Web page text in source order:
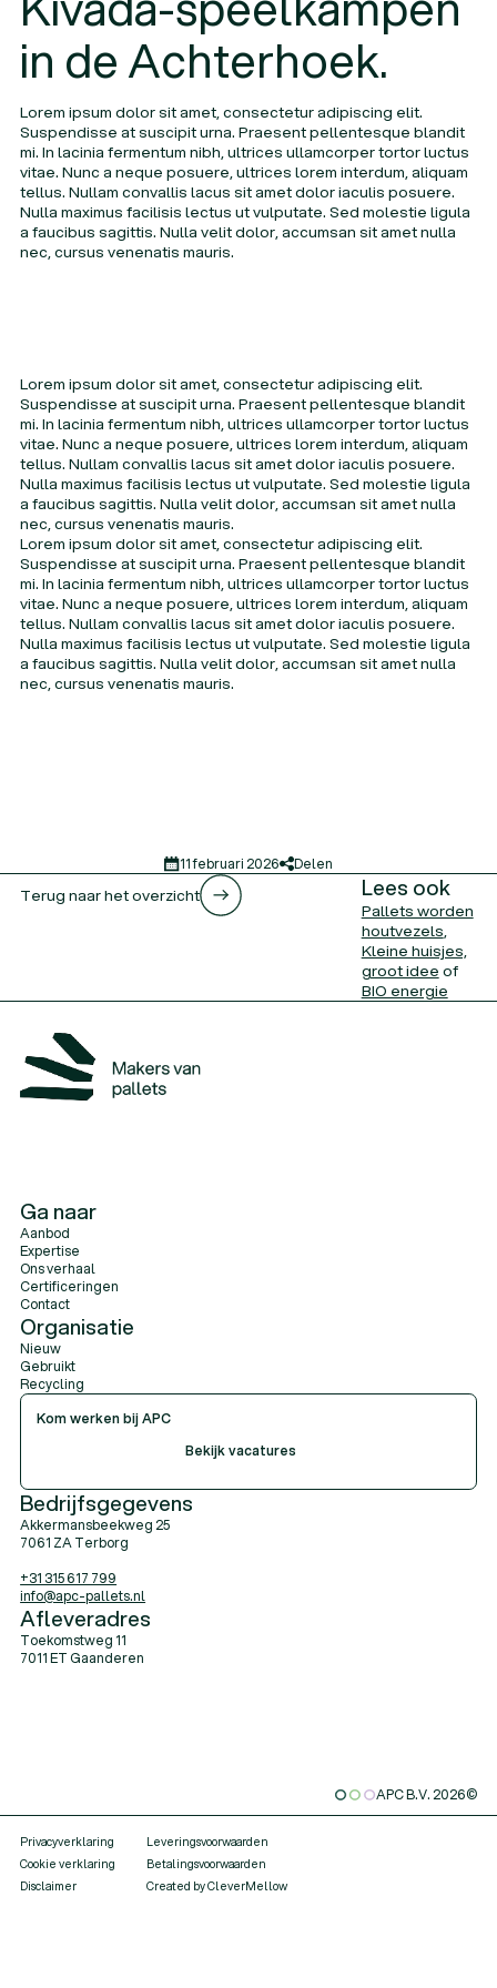
Contact
Contact
Contact
Vacatures
Vacatures
Vacatures
Onze expertise
Onze expertise
Productie
Productie
Productie
Transport
Transport
Transport
Ons
verhaal
Makers van verschil
Makers van verschil
van verschil
Kernwaarden
Certificeringen
Certificeringen
in de Achterhoek.
Lorem ipsum dolor sit amet, consectetur adipiscing elit.
Suspendisse at suscipit urna. Praesent pellentesque blandit
mi. In lacinia fermentum nibh, ultrices ullamcorper tortor luctus
vitae. Nunc a neque posuere, ultrices lorem interdum, aliquam
tellus. Nullam convallis lacus sit amet dolor iaculis posuere.
Nulla maximus facilisis lectus ut vulputate. Sed molestie ligula
a faucibus sagittis. Nulla velit dolor, accumsan sit amet nulla
nec, cursus venenatis mauris.
Lorem ipsum dolor sit amet, consectetur adipiscing elit.
Suspendisse at suscipit urna. Praesent pellentesque blandit
mi. In lacinia fermentum nibh, ultrices ullamcorper tortor luctus
vitae. Nunc a neque posuere, ultrices lorem interdum, aliquam
tellus. Nullam convallis lacus sit amet dolor iaculis posuere.
Nulla maximus facilisis lectus ut vulputate. Sed molestie ligula
a faucibus sagittis. Nulla velit dolor, accumsan sit amet nulla
nec, cursus venenatis mauris.
Lorem ipsum dolor sit amet, consectetur adipiscing elit.
Suspendisse at suscipit urna. Praesent pellentesque blandit
mi. In lacinia fermentum nibh, ultrices ullamcorper tortor luctus
vitae. Nunc a neque posuere, ultrices lorem interdum, aliquam
tellus. Nullam convallis lacus sit amet dolor iaculis posuere.
Nulla maximus facilisis lectus ut vulputate. Sed molestie ligula
a faucibus sagittis. Nulla velit dolor, accumsan sit amet nulla
nec, cursus venenatis mauris.
11 februari 2026 Delen
Terug naar het overzicht Lees ook
Pallets worden
houtvezels
Kleine huisjes,
groot idee
BIO energie
Privacyverklaring
Leveringsvoorwaarden
Cookie verklaring
Betalingsvoorwaarden
Disclaimer
Created by CleverMellow
Ga naar
Aanbod
Expertise
Ons verhaal
Certificeringen
Contact
Organisatie
Nieuw
Gebruikt
Recycling
Kom werken bij APC
Bekijk vacatures
Bedrijfsgegevens
Akkermansbeekweg 25
7061 ZA Terborg
+31 315 617 799
info@apc-pallets.nl
Afleveradres
Toekomstweg 11
7011 ET Gaanderen
APC B.V.2026©